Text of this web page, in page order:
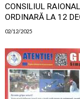
CONSILIUL
ORDINARĂ LA 12
02/12/2025